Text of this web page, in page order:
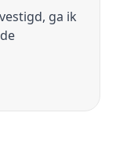
ga ik